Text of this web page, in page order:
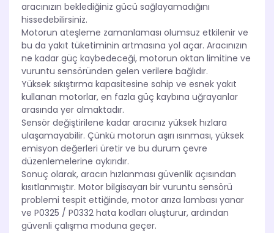
aracınızın beklediğiniz gücü sağlayamadığını
hissedebilirsiniz.
Motorun ateşleme zamanlaması olumsuz etkilenir ve
bu da yakıt tüketiminin artmasına yol açar. Aracınızın
ne kadar güç kaybedeceği, motorun oktan limitine ve
vuruntu sensöründen gelen verilere bağlıdır.
Yüksek sıkıştırma kapasitesine sahip ve esnek yakıt
kullanan motorlar, en fazla güç kaybına uğrayanlar
arasında yer almaktadır.
Sensör değiştirilene kadar aracınız yüksek hızlara
ulaşamayabilir. Çünkü motorun aşırı ısınması, yüksek
emisyon değerleri üretir ve bu durum çevre
düzenlemelerine aykırıdır.
Sonuç olarak, aracın hızlanması güvenlik açısından
kısıtlanmıştır. Motor bilgisayarı bir vuruntu sensörü
problemi tespit ettiğinde, motor arıza lambası yanar
ve P0325 / P0332 hata kodları oluşturur, ardından
güvenli çalışma moduna geçer.